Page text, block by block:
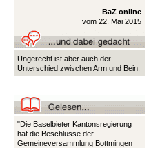
BaZ online
vom 22. Mai 2015
Ungerecht ist aber auch der
Unterschied zwischen Arm und Bein.
"Die Baselbieter Kantonsregierung
hat die Beschlüsse der
Gemeineversammlung Bottmingen